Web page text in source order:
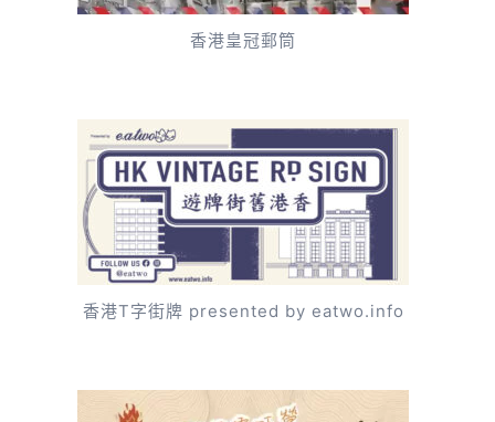
香港皇冠郵筒
香港T字街牌 presented by eatwo.info